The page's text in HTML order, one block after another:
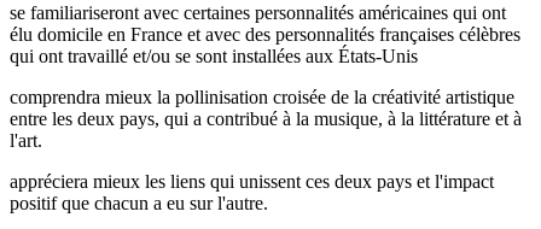
se familiariseront avec certaines personnalités américaines qui ont
élu domicile en France et avec des personnalités françaises célèbres
qui ont travaillé et/ou se sont installées aux États-Unis
comprendra mieux la pollinisation croisée de la créativité artistique
entre les deux pays, qui a contribué à la musique, à la littérature et à
l'art.
appréciera mieux les liens qui unissent ces deux pays et l'impact
positif que chacun a eu sur l'autre.